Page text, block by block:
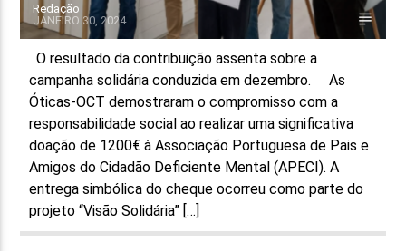
Redação
JANEIRO 30, 2024
O resultado da contribuição assenta sobre a
campanha solidária conduzida em dezembro. As
Óticas-OCT demostraram o compromisso com a
responsabilidade social ao realizar uma significativa
doação de 1200€ à Associação Portuguesa de Pais e
Amigos do Cidadão Deficiente Mental (APECI). A
entrega simbólica do cheque ocorreu como parte do
projeto “Visão Solidária” […]